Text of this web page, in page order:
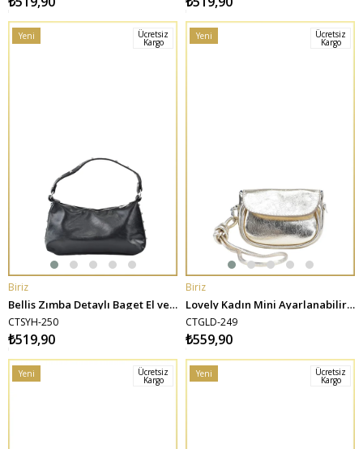
SEPETE EKLE
Yeni
Ücretsiz
Kargo
Biriz
Bellis Zımba Detaylı Baget El ve Omuz Çantası - Siyah
CTSYH-250
₺519,90
SEPETE EKLE
Yeni
Ücretsiz
Kargo
Biriz
Lovely Kadın Mini Ayarlanabilir Askılı Omuz Çantası - Gold
CTGLD-249
₺559,90
Yeni
Ücretsiz
Kargo
Yeni
Ücretsiz
Kargo